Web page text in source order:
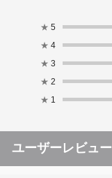
★ 5
★ 4
★ 3
★ 2
★ 1
ユーザーレビュー